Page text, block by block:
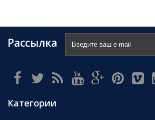
Рассылка
Категории